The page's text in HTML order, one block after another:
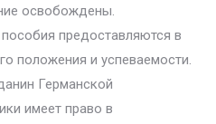
освобождены.
предоставляются в
положения и успеваемости.
Германской
имеет право в